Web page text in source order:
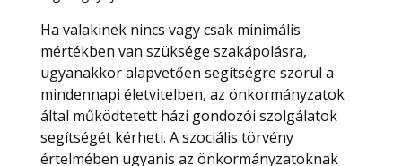
Ha valakinek nincs vagy csak minimális
mértékben van szüksége szakápolásra,
ugyanakkor alapvetően segítségre szorul a
mindennapi életvitelben, az önkormányzatok
által működtetett házi gondozói szolgálatok
segítségét kérheti. A szociális törvény
értelmében ugyanis az önkormányzatoknak